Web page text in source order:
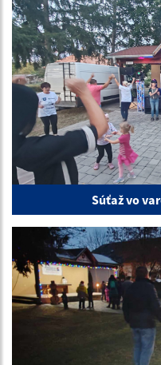
Súťaž vo